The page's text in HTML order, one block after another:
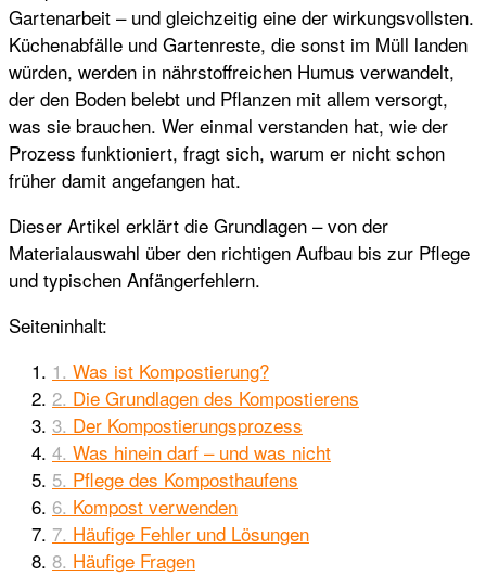
Gartenarbeit – und gleichzeitig eine der wirkungsvollsten.
Küchenabfälle und Gartenreste, die sonst im Müll landen
würden, werden in nährstoffreichen Humus verwandelt,
der den Boden belebt und Pflanzen mit allem versorgt,
was sie brauchen. Wer einmal verstanden hat, wie der
Prozess funktioniert, fragt sich, warum er nicht schon
früher damit angefangen hat.
Dieser Artikel erklärt die Grundlagen – von der
Materialauswahl über den richtigen Aufbau bis zur Pflege
und typischen Anfängerfehlern.
Seiteninhalt:
Was ist Kompostierung?
Die Grundlagen des Kompostierens
Der Kompostierungsprozess
Was hinein darf – und was nicht
Pflege des Komposthaufens
Kompost verwenden
Häufige Fehler und Lösungen
Häufige Fragen